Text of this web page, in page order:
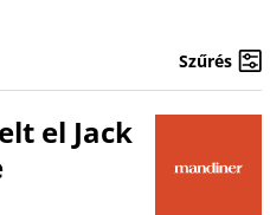
Szűrés
el Jack